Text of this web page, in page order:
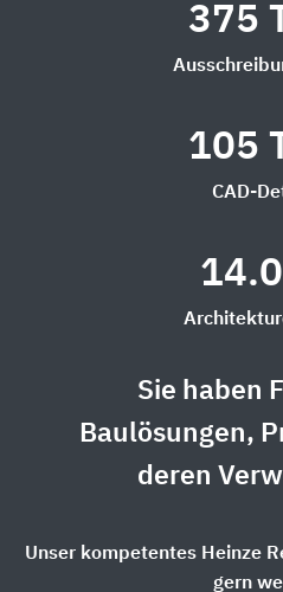
375
105
CAD-
Sie haben
Baulösungen,
deren
Unser kompetentes Heinze
gern